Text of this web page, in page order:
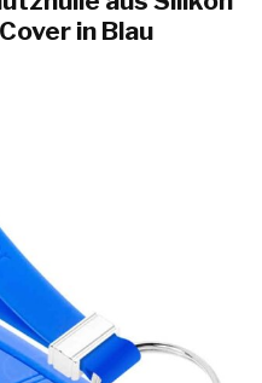
in Blau